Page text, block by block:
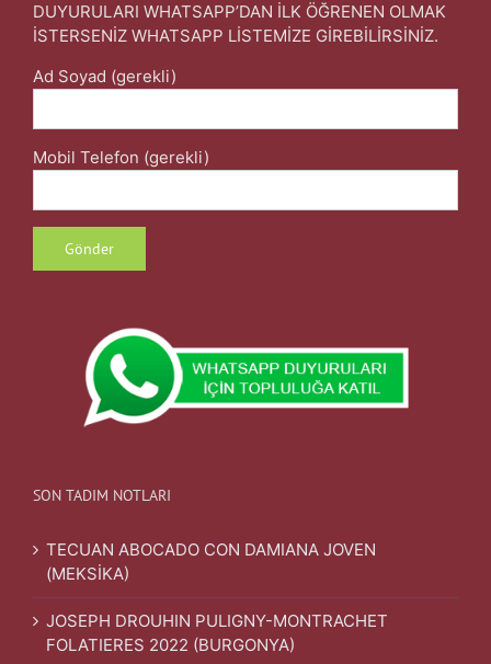
DUYURULARI WHATSAPP’DAN İLK ÖĞRENEN OLMAK
İSTERSENİZ WHATSAPP LİSTEMİZE GİREBİLİRSİNİZ.
Ad Soyad (gerekli)
Mobil Telefon (gerekli)
SON TADIM NOTLARI
TECUAN ABOCADO CON DAMIANA JOVEN
(MEKSİKA)
JOSEPH DROUHIN PULIGNY-MONTRACHET
FOLATIERES 2022 (BURGONYA)